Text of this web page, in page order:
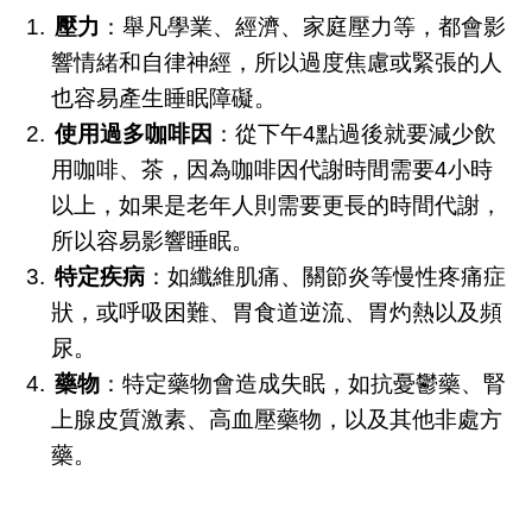
壓力 ：舉凡學業、經濟、家庭壓力等，都會影
響情緒和自律神經，所以過度焦慮或緊張的人
也容易產生睡眠障礙。
使用過多咖啡因 ：從下午4點過後就要減少飲
用咖啡、茶，因為咖啡因代謝時間需要4小時
以上，如果是老年人則需要更長的時間代謝，
所以容易影響睡眠。
特定疾病 ：如纖維肌痛、關節炎等慢性疼痛症
狀，或呼吸困難、胃食道逆流、胃灼熱以及頻
尿。
藥物 ：特定藥物會造成失眠，如抗憂鬱藥、腎
上腺皮質激素、高血壓藥物，以及其他非處方
藥。